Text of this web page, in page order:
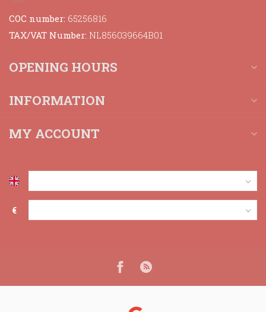
COC number: 65256816
TAX/VAT Number: NL856039664B01
OPENING HOURS
INFORMATION
MY ACCOUNT
€